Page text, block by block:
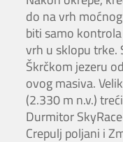
do na vrh
biti samo
vrh u sklopu trke.
Škrčkom jezeru
ovog masiva.
(2.330 m n.v.)
Durmitor
Crepulj poljani i